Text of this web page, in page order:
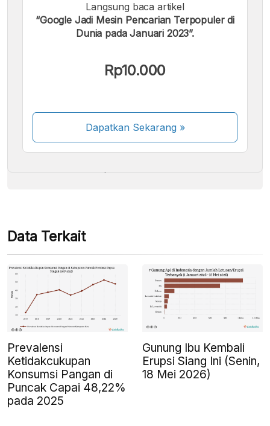
Langsung baca artikel
“Google Jadi Mesin Pencarian Terpopuler di
Dunia pada Januari 2023”.
Rp10.000
Dapatkan Sekarang»
Kami menerima pembayaran berikut:
Beberapa metode pembayaran masih dalam
Data Terkait
Prevalensi
Ketidakcukupan
Konsumsi Pangan di
Puncak Capai 48,22%
pada 2025
Gunung Ibu Kembali
Erupsi Siang Ini (Senin,
18 Mei 2026)